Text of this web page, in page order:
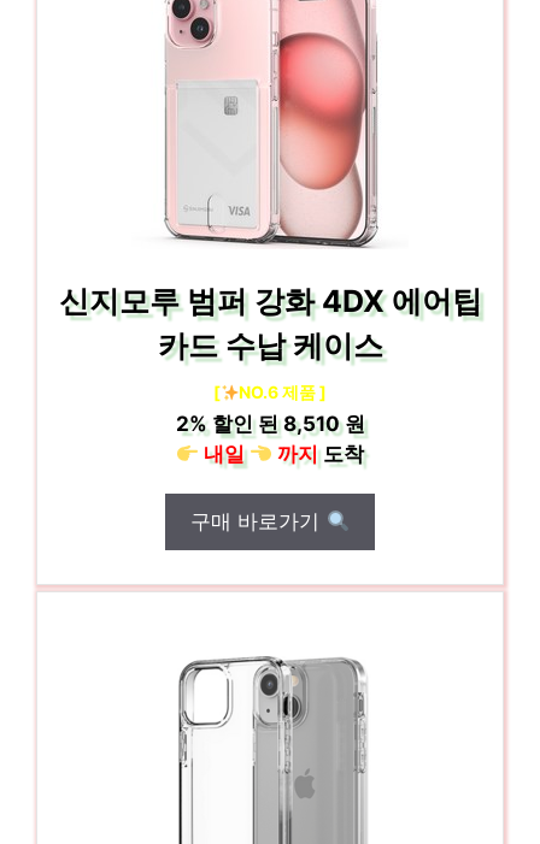
신지모루 범퍼 강화 4DX 에어팁
카드 수납 케이스
[ NO.6 제품 ]
2%할인 된8,510 원
내일
까지도착
구매 바로가기